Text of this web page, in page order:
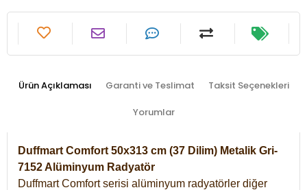
Ürün Açıklaması Garanti ve Teslimat Taksit Seçenekleri
Yorumlar
Duffmart Comfort 50x313 cm (37 Dilim) Metalik Gri-
7152 Alüminyum Radyatör
Duffmart Comfort serisi alüminyum radyatörler diğer